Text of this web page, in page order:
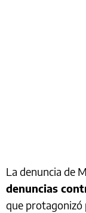
La denuncia de
denuncias
que protagonizó